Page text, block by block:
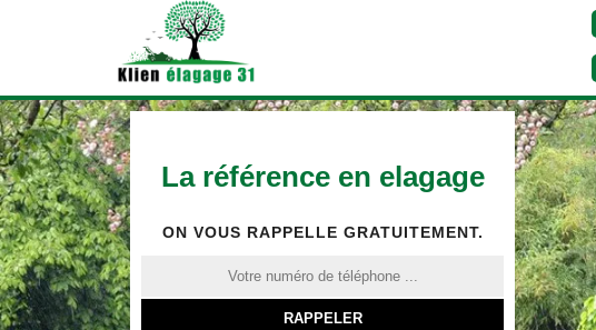
La référence en elagage
ON VOUS RAPPELLE GRATUITEMENT.